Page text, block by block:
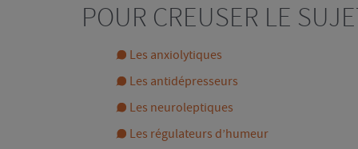
POUR CREUSER LE
Les anxiolytiques
Les antidépresseurs
Les neuroleptiques
Les régulateurs d’humeur